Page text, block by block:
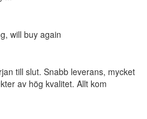
will buy again
till slut. Snabb leverans, mycket
av hög kvalitet. Allt kom